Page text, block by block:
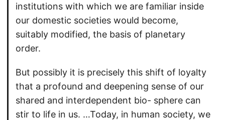
institutions with which we are familiar inside
our domestic societies would become,
suitably modified, the basis of planetary
order.
But possibly it is precisely this shift of loyalty
that a profound and deepening sense of our
shared and interdependent bio- sphere can
stir to life in us. …Today, in human society, we